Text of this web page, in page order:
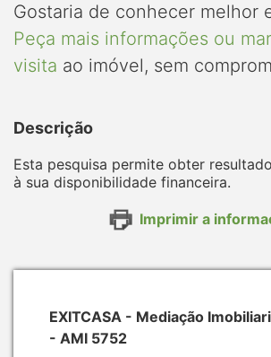
Gostaria de conhecer melhor
Peça mais informações ou
visita ao imóvel, sem
Descrição
Esta pesquisa permite obter
à sua disponibilidade financeira.
Imprimir a
EXITCASA - Mediação
- AMI 5752